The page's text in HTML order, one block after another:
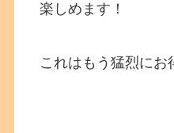
楽しめます！
これはもう猛烈にお